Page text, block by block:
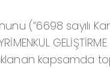
(“6698 sayılı
GELİŞTİRME